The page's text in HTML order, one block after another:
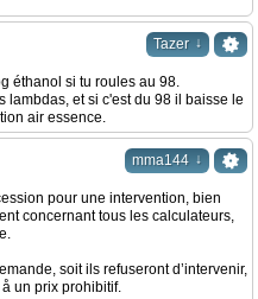
Tazer ↓
éthanol si tu roules au 98.
lambdas, et si c'est du 98 il baisse le
air essence.
mma144 ↓
pour une intervention, bien
concernant tous les calculateurs,
soit ils refuseront d’intervenir,
un prix prohibitif.